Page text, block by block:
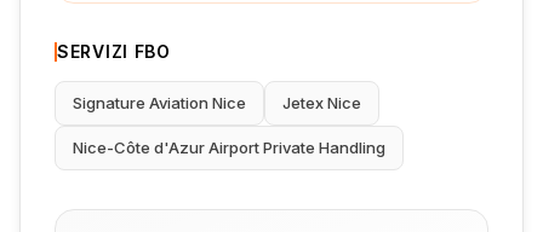
SERVIZI FBO
Signature Aviation Nice Jetex Nice
Nice-Côte d'Azur Airport Private Handling